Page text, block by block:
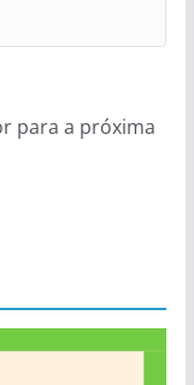
para a próxima